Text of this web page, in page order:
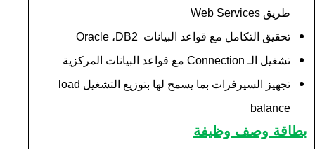
طريق Web Services
تحقيق التكامل مع قواعد البيانات DB2، Oracle
تشغيل الـ Connection مع قواعد البيانات المركزية
تجهيز السيرفرات بما يسمح لها بتوزيع التشغيل load
balance
بطاقة وصف وظيفة